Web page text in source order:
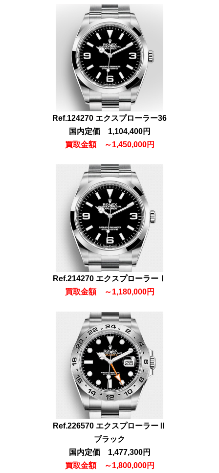
Ref.124270 エクスプローラー36
国内定価 1,104,400円
買取金額
～1,450,000円
Ref.214270 エクスプローラーⅠ
買取金額
～1,180,000円
Ref.226570 エクスプローラーⅡ
ブラック
国内定価 1,477,300円
買取金額
～1,800,000円